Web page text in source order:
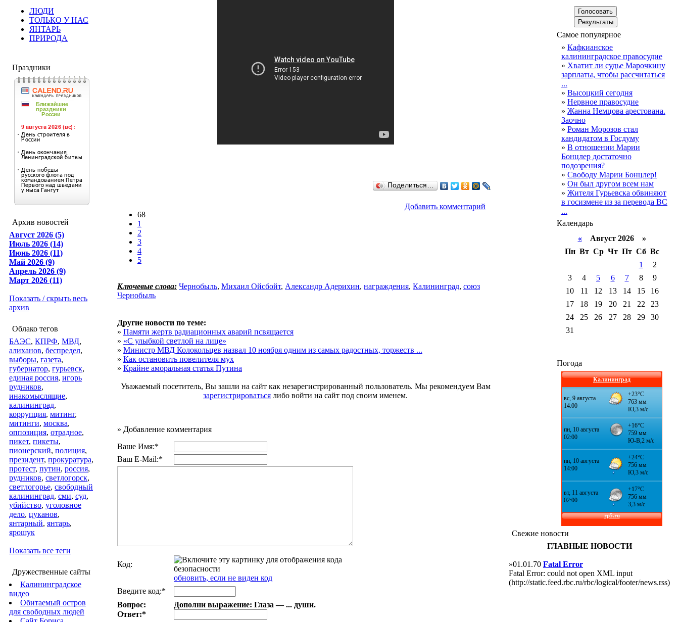
ЛЮДИ
ТОЛЬКО У НАС
ЯНТАРЬ
ПРИРОДА
Праздники
Архив новостей
Август 2026 (5)
Июль 2026 (14)
Июнь 2026 (11)
Май 2026 (9)
Апрель 2026 (9)
Март 2026 (11)
Показать / скрыть весь
архив
Облако тегов
БАЭС, КПРФ, МВД,
алиханов, беспредел,
выборы, газета,
губернатор, гурьевск,
единая россия, игорь
рудников,
инакомыслящие,
калининград,
коррупция, митинг,
митинги, москва,
оппозиция, отрадное,
пикет, пикеты,
пионерский, полиция,
президент, прокуратура,
протест, путин, россия,
рудников, светлогорск,
светлогорье, свободный
калининград, сми, суд,
убийство, уголовное
дело, цуканов,
янтарный, янтарь,
ярошук
Показать все теги
Дружественные сайты
Калининградское
видео
Обитаемый остров
для свободных людей
Поделиться…
68
1
2
3
4
5
Добавить комментарий
Ключевые слова: Чернобыль, Михаил Ойсбойт, Александр Адерихин, награждения, Калининград, союз
Чернобыль
Другие новости по теме:
» Памяти жертв радиационных аварий псвящается
» «С улыбкой светлой на лице»
» Министр МВД Колокольцев назвал 10 ноября одним из самых радостных, торжеств ...
» Как остановить повелителя мух
» Крайне аморальная статья Путина
Уважаемый посетитель, Вы зашли на сайт как незарегистрированный пользователь. Мы рекомендуем Вам
зарегистрироваться либо войти на сайт под своим именем.
» Добавление комментария
Ваше Имя:*
Ваш E-Mail:*
Код:
обновить, если не виден код
Введите код:*
Вопрос:
Дополни выражение: Глаза — ... души.
Ответ:*
Самое популярное
» Кафкианское
калининградское правосудие
» Хватит ли судье Марочкину
зарплаты, чтобы рассчитаться
...
» Высоцкий сегодня
» Нервное правосудие
» Жанна Немцова арестована.
Заочно
» Роман Морозов стал
кандидатом в Госдуму
» В отношении Марии
Бонцлер достаточно
подозрения?
» Свободу Марии Бонцлер!
» Он был другом всем нам
» Жителя Гурьевска обвиняют
в госизмене из за перевода ВС
...
Календарь
«Август 2026 »
Пн Вт Ср Чт Пт Сб Вс
1
2
3
4 5 6 7 8
9
10
11 12 13 14 15
16
17
18 19 20 21 22
23
24
25 26 27 28 29
30
31
Погода
Калининград
Свежие новости
ГЛАВНЫЕ НОВОСТИ
»01.01.70 Fatal Error
Fatal Error: could not open XML input
(http://static.feed.rbc.ru/rbc/logical/footer/news.rss)